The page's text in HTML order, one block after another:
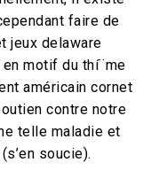
faire de
jeux delaware
motif du thí¨me
américain cornet
contre notre
telle maladie et
soucie).